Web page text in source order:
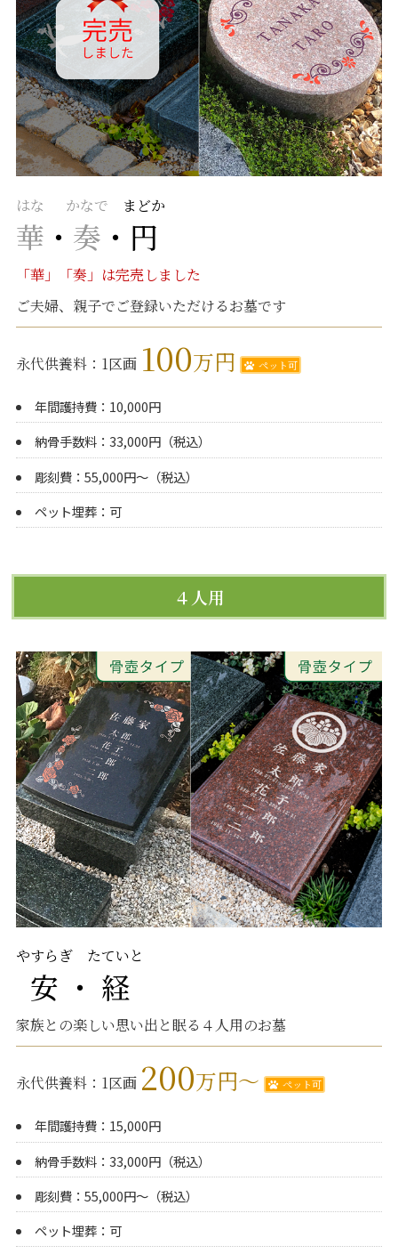
華
はな
・ 奏
かなで
・ 円
まどか
「華」「奏」は完売しました
ご夫婦、親子でご登録いただけるお墓です
永代供養料：1区画 100万円 ペット可
年間護持費：10,000円
納骨手数料：33,000円（税込）
彫刻費：55,000円～（税込）
ペット埋葬：可
４人用
安
やすらぎ
・ 経
たていと
家族との楽しい思い出と眠る４人用のお墓
永代供養料：1区画 200万円～ ペット可
年間護持費：15,000円
納骨手数料：33,000円（税込）
彫刻費：55,000円～（税込）
ペット埋葬：可